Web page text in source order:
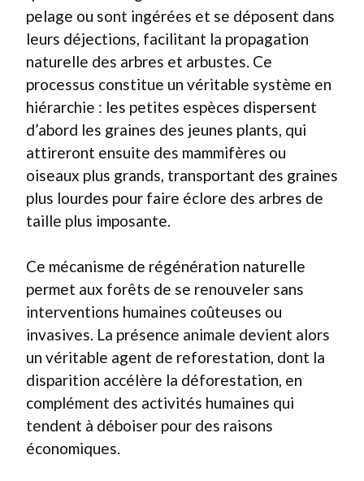
pelage ou sont ingérées et se déposent dans
leurs déjections, facilitant la propagation
naturelle des arbres et arbustes. Ce
processus constitue un véritable système en
hiérarchie : les petites espèces dispersent
d’abord les graines des jeunes plants, qui
attireront ensuite des mammifères ou
oiseaux plus grands, transportant des graines
plus lourdes pour faire éclore des arbres de
taille plus imposante.
Ce mécanisme de régénération naturelle
permet aux forêts de se renouveler sans
interventions humaines coûteuses ou
invasives. La présence animale devient alors
un véritable agent de reforestation, dont la
disparition accélère la déforestation, en
complément des activités humaines qui
tendent à déboiser pour des raisons
économiques.